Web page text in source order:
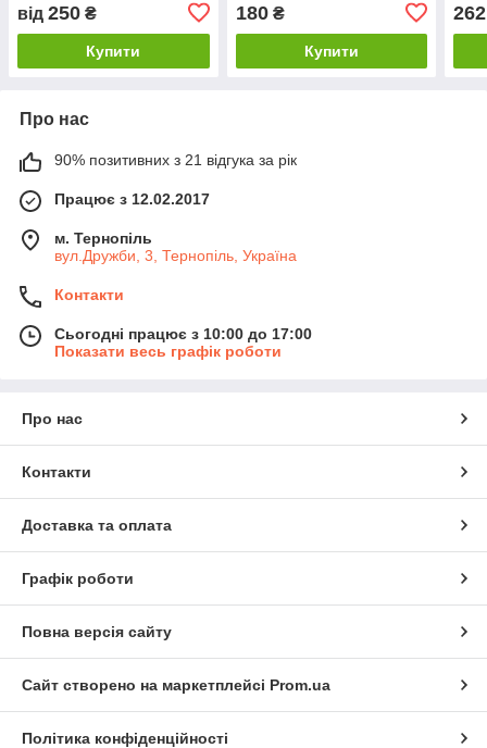
від 250 ₴
Купити
180₴
Купити
262
Про нас
90% позитивних з 21 відгука за рік
Працює з 12.02.2017
м. Тернопіль
вул.Дружби, 3, Тернопіль, Україна
Контакти
Сьогодні працює з 10:00 до 17:00
Показати весь графік роботи
Про нас
Контакти
Доставка та оплата
Графік роботи
Повна версія сайту
Сайт створено на маркетплейсі Prom.ua
Політика конфіденційності